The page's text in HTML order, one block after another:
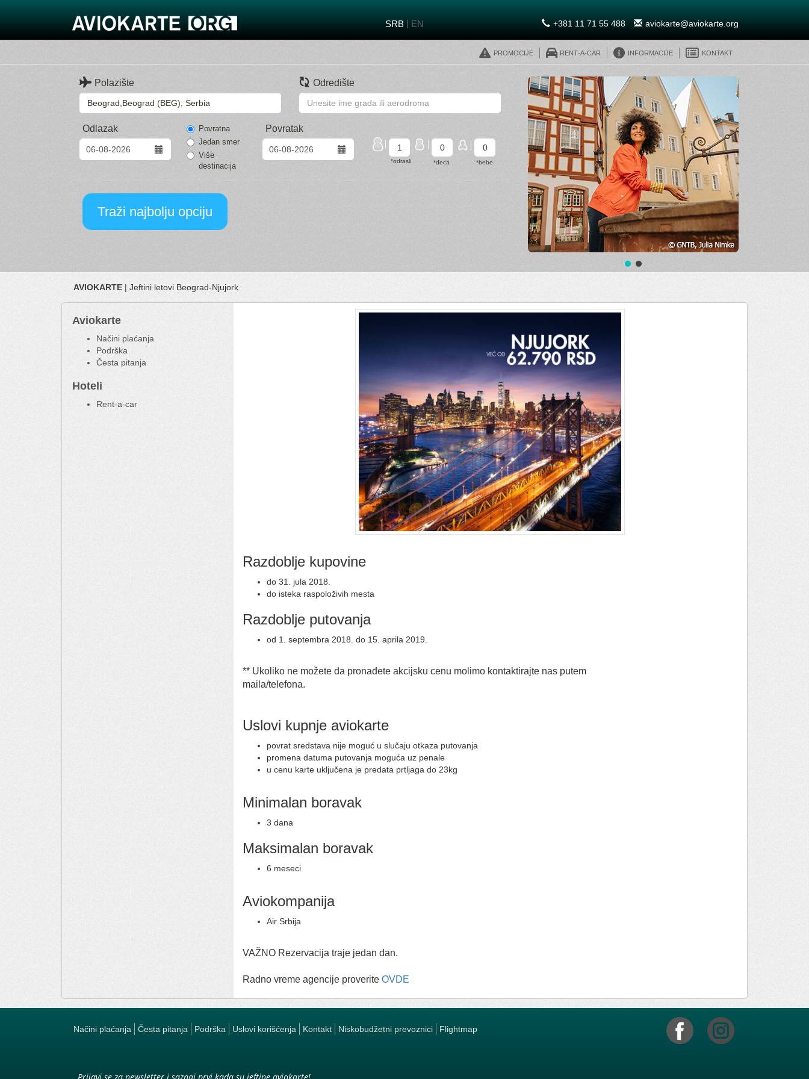
SRB | EN aviokarte@aviokarte.org
+381 11 71 55 488
Promocije Rent-A-Car Informacije Kontakt
Polazište Odredište
Odlazak
Povratna
Jedan smer
Više
destinacija
Povratak
AVIOKARTE | Jeftini letovi Beograd-Njujork
Aviokarte
Načini plaćanja
Podrška
Česta pitanja
Hoteli
Rent-a-car
Razdoblje kupovine
do 31. jula 2018.
do isteka raspoloživih mesta
Razdoblje putovanja
od 1. septembra 2018. do 15. aprila 2019.
** Ukoliko ne možete da pronađete akcijsku cenu molimo kontaktirajte nas putem
maila/telefona.
Uslovi kupnje aviokarte
povrat sredstava nije moguć u slučaju otkaza putovanja
promena datuma putovanja moguća uz penale
u cenu karte uključena je predata prtljaga do 23kg
Minimalan boravak
3 dana
Maksimalan boravak
6 meseci
Aviokompanija
Air Srbija
VAŽNO Rezervacija traje jedan dan.
Radno vreme agencije proverite OVDE
Načini plaćanja Česta pitanja Podrška Uslovi korišćenja Kontakt Niskobudžetni prevoznici Flightmap